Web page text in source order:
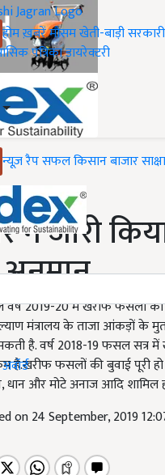
होमख़बरेंमौसमखेती-बाड़ी
पत्रिकाडायरेक्टरी
न्यूज़ रैपसफल किसानबाजार
ने जारी
2019-20 में खरीफ फसलों का
मंत्रालय के ताजा आंकड़ों के
है. वर्ष 2018-19 फसल
है.खरीफ फसलों की बुवाई पूरी
धान और मोटे अनाज आदि शामिल
on 24 September, 2019